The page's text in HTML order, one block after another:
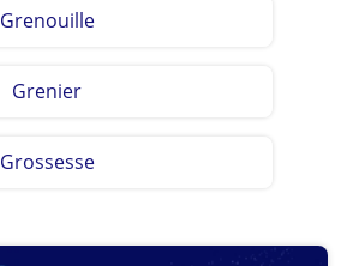
Grenouille
Grenier
Grossesse